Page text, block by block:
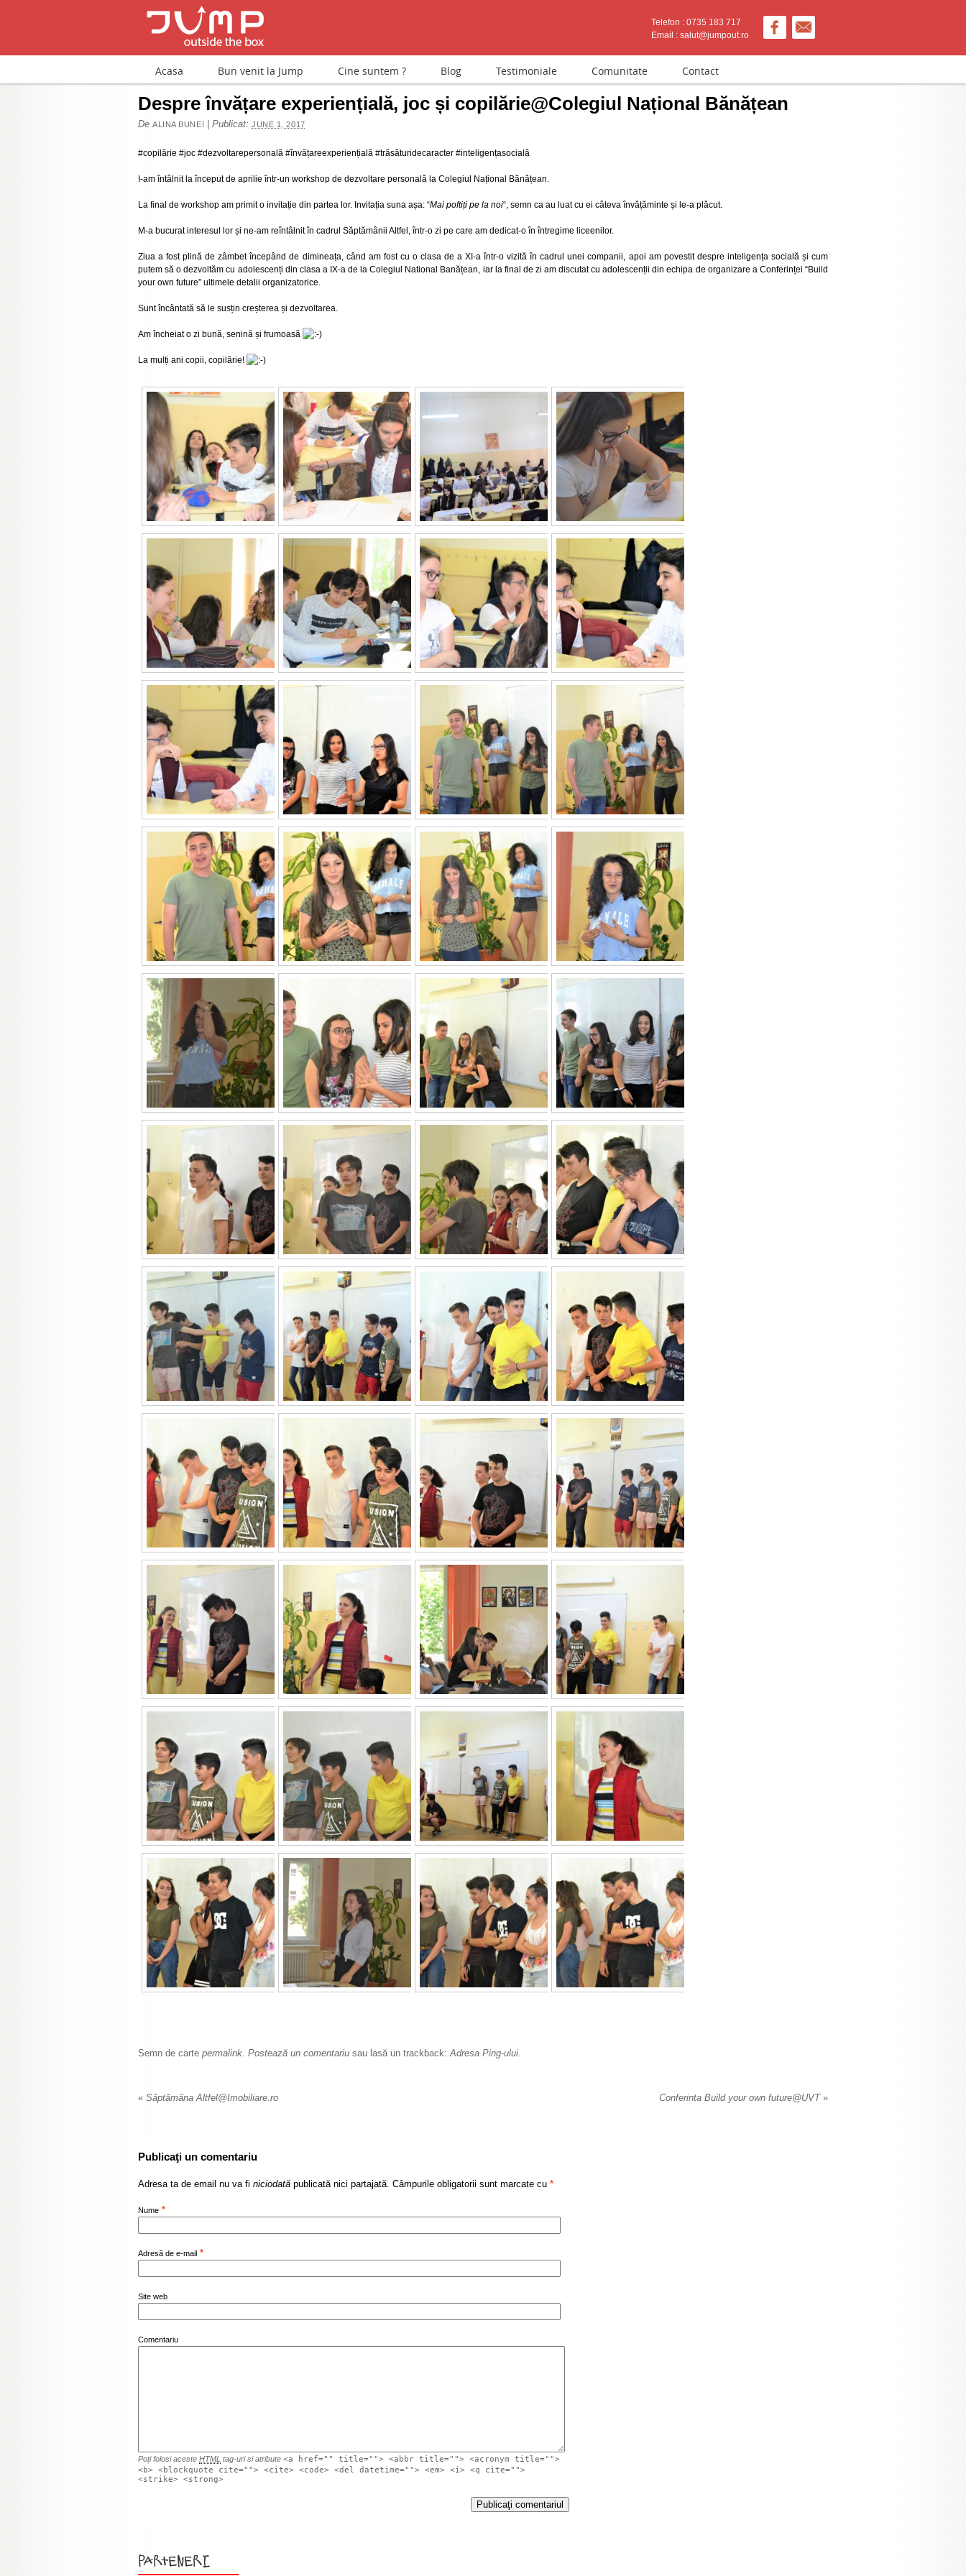
Telefon : 0735 183 717
Email : salut@jumpout.ro
Acasa Bun venit la Jump Cine suntem ? Blog Testimoniale Comunitate Contact
Despre învățare experiențială, joc și copilărie@Colegiul Național Bănățean
De ALINA BUNEI |Publicat:JUNE 1, 2017
#copilărie #joc #dezvoltarepersonală #învățareexperiențială #trăsăturidecaracter #inteligențasocială
I-am întâlnit la început de aprilie într-un workshop de dezvoltare personală la Colegiul Național Bănățean.
La final de workshop am primit o invitație din partea lor. Invitația suna așa: “Mai poftiți pe la noi“, semn ca au luat cu ei câteva învățăminte și le-a plăcut.
M-a bucurat interesul lor și ne-am reîntâlnit în cadrul Săptămânii Altfel, într-o zi pe care am dedicat-o în întregime liceenilor.
Ziua a fost plină de zâmbet începând de dimineața, când am fost cu o clasa de a XI-a într-o vizită în cadrul unei companii, apoi am povestit despre inteligența socială și cum
putem să o dezvoltăm cu adolescenți din clasa a IX-a de la Colegiul National Banățean, iar la final de zi am discutat cu adolescenții din echipa de organizare a Conferinței “Build
your own future” ultimele detalii organizatorice.
Sunt încântată să le susțin creșterea și dezvoltarea.
Am încheiat o zi bună, senină și frumoasă
La mulți ani copii, copilărie!
Semn de carte permalink. Postează un comentariu sau lasă un trackback:Adresa Ping-ului.
« Săptămâna Altfel@Imobiliare.ro Conferinta Build your own future@UVT »
Publicaţi un comentariu
Adresa ta de email nu va fi niciodată publicată nici partajată. Câmpurile obligatorii sunt marcate cu *
Nume *
Adresă de e-mail *
Site web
Comentariu
Poți folosi aceste HTML tag-uri si atribute <a href="" title=""> <abbr title=""> <acronym title="">
<b> <blockquote cite=""> <cite> <code> <del datetime=""> <em> <i> <q cite="">
<strike> <strong>
Parteneri